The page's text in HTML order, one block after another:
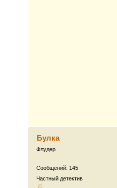
Булка
Флудер
Сообщений: 145
Частный детектив